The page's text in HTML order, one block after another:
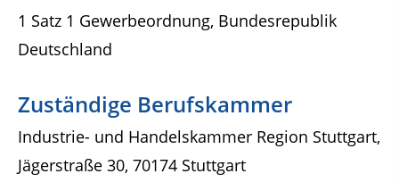
1 Satz 1 Gewerbeordnung, Bundesrepublik
Deutschland
Zuständige Berufskammer
Industrie- und Handelskammer Region Stuttgart,
Jägerstraße 30, 70174 Stuttgart